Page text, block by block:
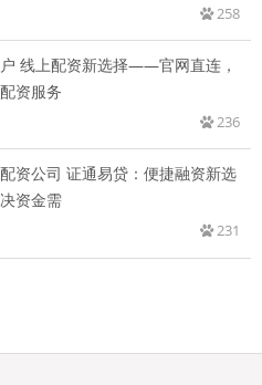
258
线上配资新选择——官网直连，
资服务
236
资公司 证通易贷：便捷融资新选
资金需
231